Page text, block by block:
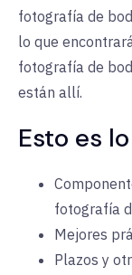
fotografía de
lo que
fotografía de
están allí.
Esto es
fotografía
Mejores
Plazos y